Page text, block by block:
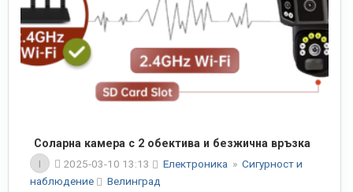
Соларна камера с 2 обектива и безжична връзка
I
2025-03-10 13:13 Електроника » Сигурност и
наблюдение
Велинград